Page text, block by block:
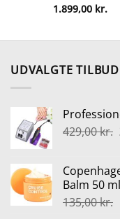
1.899,00 kr.
kr..
UDVALGTE TILBUD
429,00kr.
Balm 50
135,00kr.